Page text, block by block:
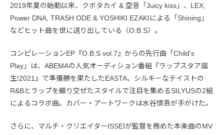
2019年夏の始動以来、クボタカイ & 空音「Juicy kiss」、LEX,
Power DNA, TRASH ODE & YOSHIKI EZAKIによる「Shining」
などヒット曲を世に送り出している〈O.B.S〉。
コンピレーションEP『O.B.S vol.7』からの先行曲「Child’s
Play」は、ABEMAの人気オーディション番組『ラップスタア誕
生!2021』で準優勝を果たしたEASTA、シルキーなテイストの
R&Bとラップを織り交ぜたスタイルで注目を集めるSILYUSの2組
によるコラボ曲。カバー・アートワークは水谷慎吾が手がけた。
さらに、マルチ・クリエイターISSEIが監督を務めた本楽曲のMV